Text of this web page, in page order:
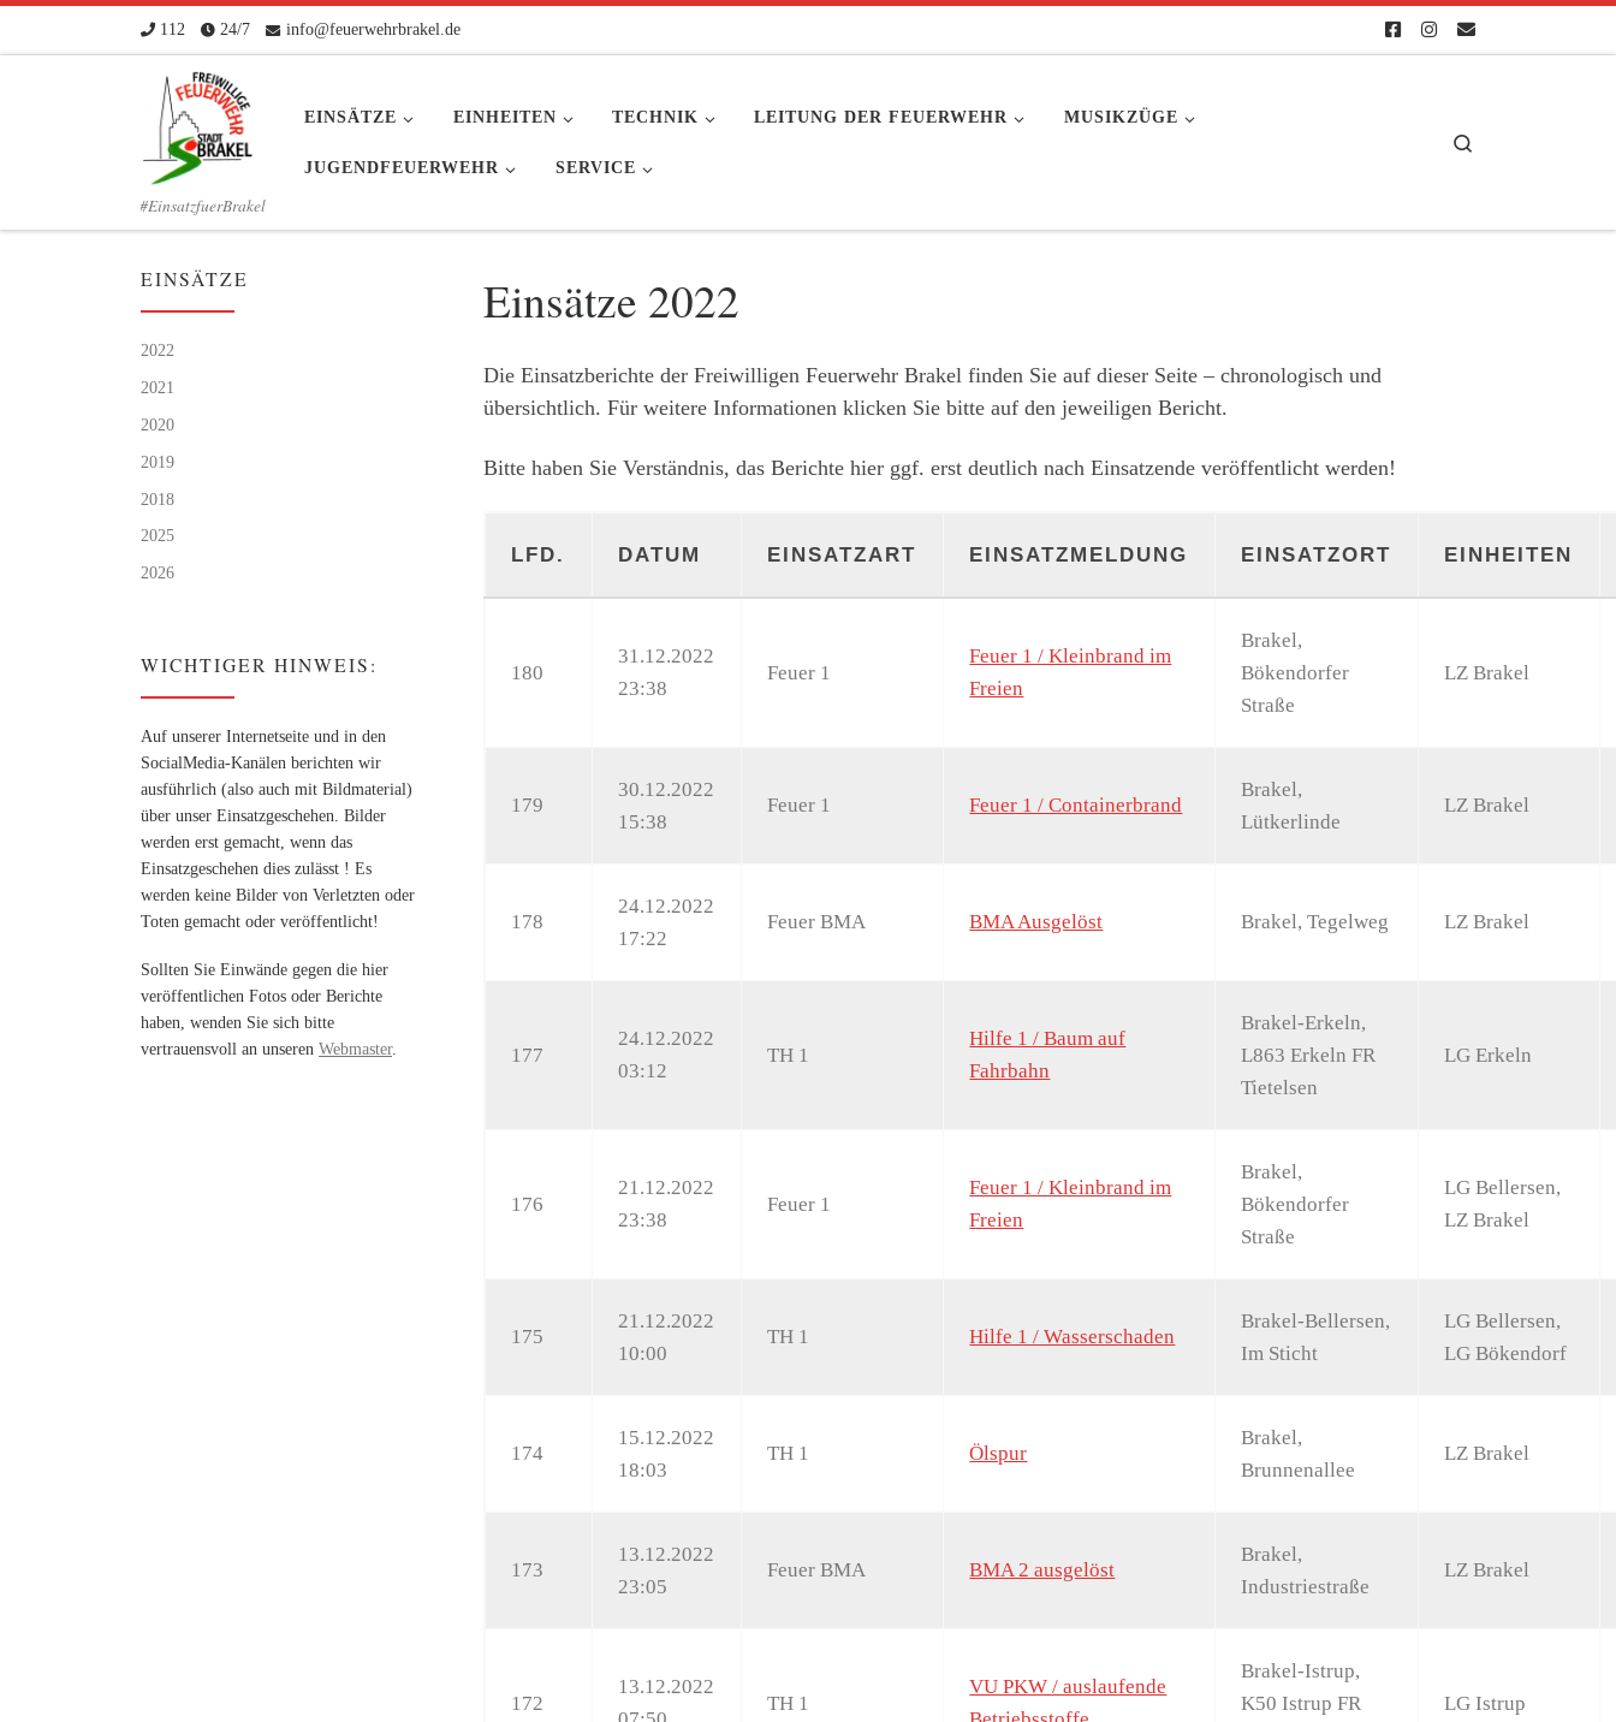
Zum Inhalt springen
112 24/7 info@feuerwehrbrakel.de
#EinsatzfuerBrakel
EINSÄTZE EINHEITEN TECHNIK LEITUNG DER FEUERWEHR MUSIKZÜGE
JUGENDFEUERWEHR SERVICE
Einsätze 2022
Die Einsatzberichte der Freiwilligen Feuerwehr Brakel finden Sie auf dieser Seite – chronologisch und
übersichtlich. Für weitere Informationen klicken Sie bitte auf den jeweiligen Bericht.
Bitte haben Sie Verständnis, das Berichte hier ggf. erst deutlich nach Einsatzende veröffentlicht werden!
LFD. DATUM EINSATZART EINSATZMELDUNG EINSATZORT EINHEITEN
180
31.12.2022
23:38
Feuer 1
Feuer 1 / Kleinbrand im
Freien
Brakel,
Bökendorfer
Straße
LZ Brakel
179
30.12.2022
15:38
Feuer 1 Feuer 1 / Containerbrand
Brakel,
Lütkerlinde
LZ Brakel
178
24.12.2022
17:22
Feuer BMA BMA Ausgelöst Brakel, Tegelweg LZ Brakel
177
24.12.2022
03:12
TH 1
Hilfe 1 / Baum auf
Fahrbahn
Brakel-Erkeln,
L863 Erkeln FR
Tietelsen
LG Erkeln
176
21.12.2022
23:38
Feuer 1
Feuer 1 / Kleinbrand im
Freien
Brakel,
Bökendorfer
Straße
LG Bellersen,
LZ Brakel
175
21.12.2022
10:00
TH 1 Hilfe 1 / Wasserschaden
Brakel-Bellersen,
Im Sticht
LG Bellersen,
LG Bökendorf
174
15.12.2022
18:03
TH 1 Ölspur
Brakel,
Brunnenallee
LZ Brakel
173
13.12.2022
23:05
Feuer BMA BMA 2 ausgelöst
Brakel,
Industriestraße
LZ Brakel
172
13.12.2022
TH 1
VU PKW / auslaufende
Brakel-Istrup,
K50 Istrup FR
LG Istrup
EINSÄTZE
2022
2021
2020
2019
2018
2025
2026
WICHTIGER HINWEIS:
Auf unserer Internetseite und in den
SocialMedia-Kanälen berichten wir
ausführlich (also auch mit Bildmaterial)
über unser Einsatzgeschehen. Bilder
werden erst gemacht, wenn das
Einsatzgeschehen dies zulässt ! Es
werden keine Bilder von Verletzten oder
Toten gemacht oder veröffentlicht!
Sollten Sie Einwände gegen die hier
veröffentlichen Fotos oder Berichte
haben, wenden Sie sich bitte
vertrauensvoll an unseren Webmaster.